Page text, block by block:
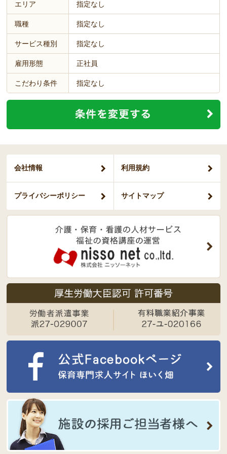
エリア 指定なし
職種 指定なし
サービス種別 指定なし
雇用形態 正社員
こだわり条件 指定なし
会社情報 利用規約
プライバシーポリシー サイトマップ